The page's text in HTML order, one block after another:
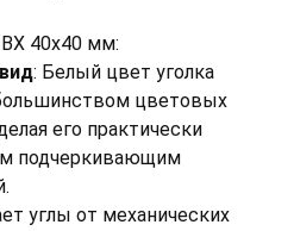
40х40 мм:
: Белый цвет уголка
цветовых
его практически
подчеркивающим
углы от механических